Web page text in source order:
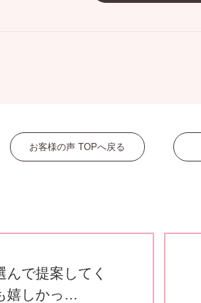
お客様の声 TOPへ戻る
で提案してく
嬉しかっ…